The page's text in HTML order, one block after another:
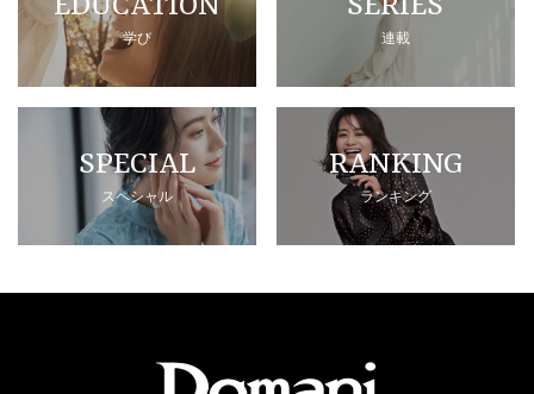
学び 連載
SPECIAL
スペシャル
RANKING
ランキング